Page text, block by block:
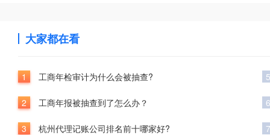
大家都在看
1 工商年检审计为什么会被抽查?
2 工商年报被抽查到了怎么办？
3 杭州代理记账公司排名前十哪家好?
5
6
7